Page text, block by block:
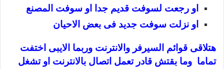
او رجعت لسوفت قديم جدا او سوفت المصنع
او نزلت سوفت جديد فى بعض الاحيان
هتلاقى قوائم السيرفر والانترنت وربما الايبى اختفت
تماما وما بقتش قادر تعمل اتصال بالانترنت او تشغل